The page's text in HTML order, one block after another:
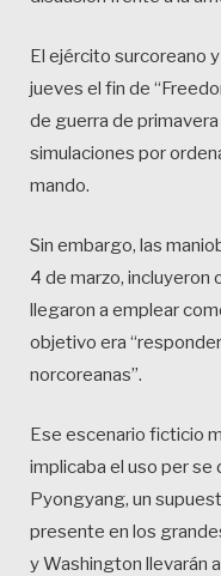
El ejército surcoreano
jueves el fin de
de guerra de
simulaciones por
mando.
Sin embargo, las
4 de marzo, incluyeron
llegaron a emplear
objetivo era
norcoreanas”.
Ese escenario ficticio
implicaba el uso per se
Pyongyang, un
presente en los
y Washington llevarán